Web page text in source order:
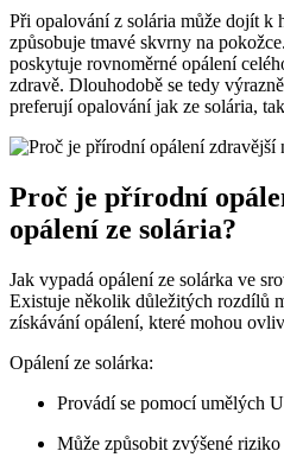
Při opalování z solária může dojít k
způsobuje tmavé skvrny na
poskytuje rovnoměrné opálení
zdravě. Dlouhodobě se tedy
preferují opalování jak ze solária,
Proč je přírodní
opálení ze solária?
Jak vypadá opálení ze solárka ve
Existuje několik důležitých rozdílů
získávání opálení, které mohou
Opálení ze solárka:
Provádí se pomocí umělých
Může způsobit zvýšené